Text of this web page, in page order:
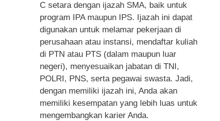
C setara dengan ijazah SMA, baik untuk
program IPA maupun IPS. Ijazah ini dapat
digunakan untuk melamar pekerjaan di
perusahaan atau instansi, mendaftar kuliah
di PTN atau PTS (dalam maupun luar
negeri), menyesuaikan jabatan di TNI,
POLRI, PNS, serta pegawai swasta. Jadi,
dengan memiliki ijazah ini, Anda akan
memiliki kesempatan yang lebih luas untuk
mengembangkan karier Anda.